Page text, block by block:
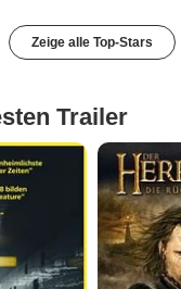
Zeige alle Top-Stars
Trailer